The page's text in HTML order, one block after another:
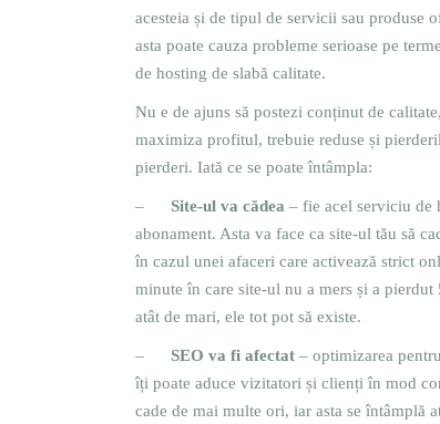
acesteia și de tipul de servicii sau produse
asta poate cauza probleme serioase pe
de hosting de slabă calitate.
Nu e de ajuns să postezi conținut de
maximiza profitul, trebuie reduse și
pierderi. Iată ce se poate întâmpla:
– Site-ul va cădea – fie acel serviciu de
abonament. Asta va face ca site-ul tău să
în cazul unei afaceri care activează strict
minute în care site-ul nu a mers și a
atât de mari, ele tot pot să existe.
– SEO va fi afectat – optimizarea
îți poate aduce vizitatori și clienți în mod
cade de mai multe ori, iar asta se întâmplă